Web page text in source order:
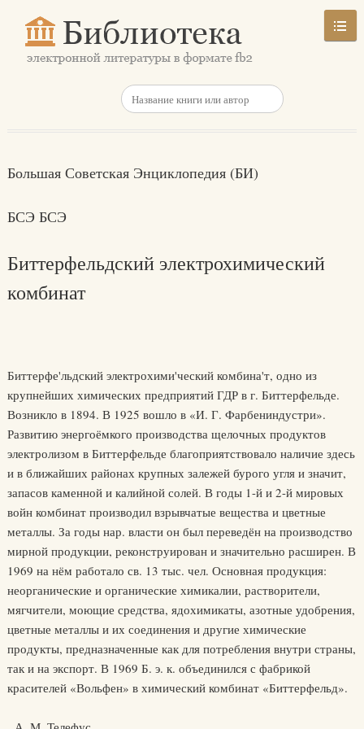
Большая Советская Энциклопедия (БИ)
БСЭ БСЭ
Биттерфельдский электрохимический
комбинат
Биттерфе'льдский электрохими'ческий комбина'т, одно из
крупнейших химических предприятий ГДР в г. Биттерфельде.
Возникло в 1894. В 1925 вошло в «И. Г. Фарбениндустри».
Развитию энергоёмкого производства щелочных продуктов
электролизом в Биттерфельде благоприятствовало наличие здесь
и в ближайших районах крупных залежей бурого угля и значит,
запасов каменной и калийной солей. В годы 1-й и 2-й мировых
войн комбинат производил взрывчатые вещества и цветные
металлы. За годы нар. власти он был переведён на производство
мирной продукции, реконструирован и значительно расширен. В
1969 на нём работало св. 13 тыс. чел. Основная продукция:
неорганические и органические химикалии, растворители,
мягчители, моющие средства, ядохимикаты, азотные удобрения,
цветные металлы и их соединения и другие химические
продукты, предназначенные как для потребления внутри страны,
так и на экспорт. В 1969 Б. э. к. объединился с фабрикой
красителей «Вольфен» в химический комбинат «Биттерфельд».